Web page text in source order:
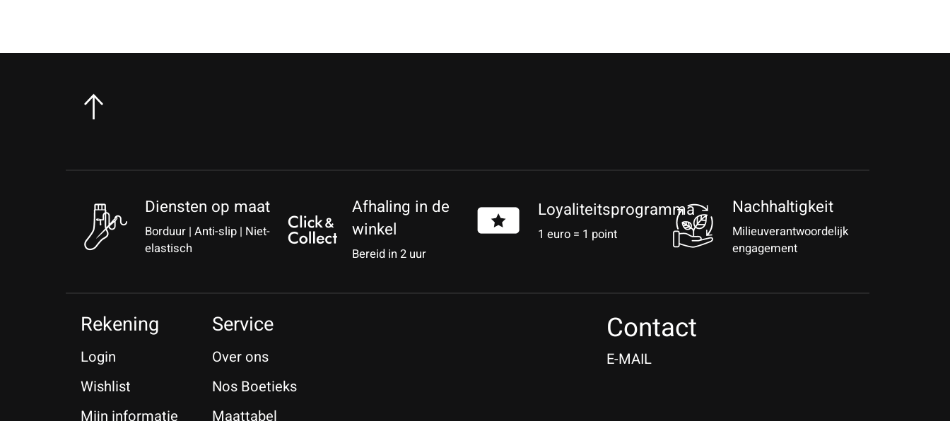
Diensten op maat
Borduur | Anti-slip | Niet-
elastisch
Afhaling in de
winkel
Bereid in 2 uur
Loyaliteitsprogramma
1 euro = 1 point
Nachhaltigkeit
Milieuverantwoordelijk
engagement
Rekening
Login
Wishlist
Mijn informatie
Service
Over ons
Nos Boetieks
Maattabel
Contact
E-MAIL